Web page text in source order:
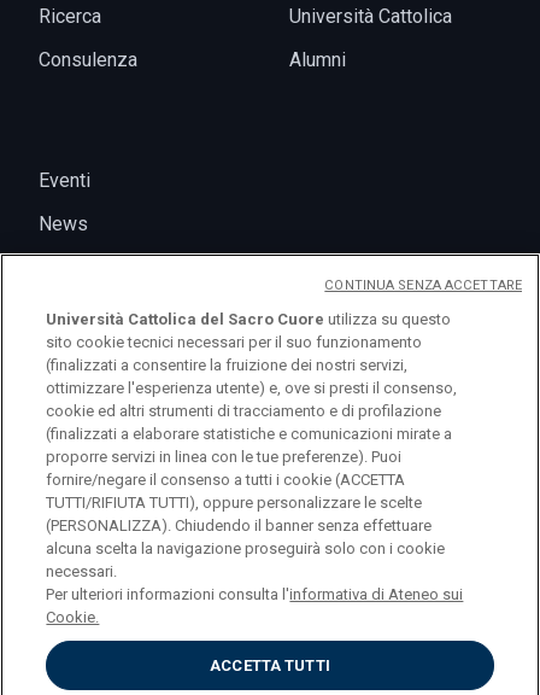
Ricerca
Consulenza
Università Cattolica
Alumni
Eventi
News
logo UC
© Università Cattolica del Sacro Cuore Largo A.
Gemelli 1, 20123 Milano PI 02133120150
Privacy
Università Cattolica del Sacro Cuore utilizza su questo
sito cookie tecnici necessari per il suo funzionamento
(finalizzati a consentire la fruizione dei nostri servizi,
ottimizzare l'esperienza utente) e, ove si presti il consenso,
cookie ed altri strumenti di tracciamento e di profilazione
(finalizzati a elaborare statistiche e comunicazioni mirate a
proporre servizi in linea con le tue preferenze). Puoi
fornire/negare il consenso a tutti i cookie (ACCETTA
TUTTI/RIFIUTA TUTTI), oppure personalizzare le scelte
(PERSONALIZZA). Chiudendo il banner senza effettuare
alcuna scelta la navigazione proseguirà solo con i cookie
necessari.
Per ulteriori informazioni consulta l'informativa di Ateneo sui
Cookie.
ACCETTA TUTTI
CONTINUA SENZA ACCETTARE